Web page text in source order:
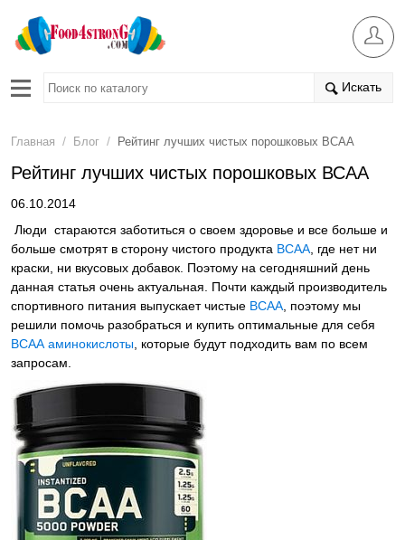
Искать
Главная / Блог / Рейтинг лучших чистых порошковых ВСАА
Рейтинг лучших чистых порошковых ВСАА
06.10.2014
Люди стараются заботиться о своем здоровье и все больше и
больше смотрят в сторону чистого продукта ВСАА , где нет ни
краски, ни вкусовых добавок. Поэтому на сегодняшний день
данная статья очень актуальная. Почти каждый производитель
спортивного питания выпускает чистые ВСАА , поэтому мы
решили помочь разобраться и купить оптимальные для себя
ВСАА аминокислоты , которые будут подходить вам по всем
запросам.